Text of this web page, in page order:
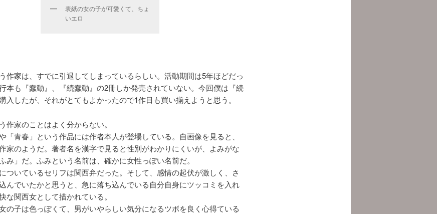
表紙の女の子が可愛くて、ちょ
いエロ
作家は、すでに引退してしまっているらしい。活動期間は5年ほどだっ
本も『蠢動』、『続蠢動』の2冊しか発売されていない。今回僕は『続
入したが、それがとてもよかったので1作目も買い揃えようと思う。
作家のことはよく分からない。
「青春」という作品には作者本人が登場している。自画像を見ると、
家のようだ。著者名を漢字で見ると性別がわかりにくいが、よみがな
み」だ。ふみという名前は、確かに女性っぽい名前だ。
ついているセリフは関西弁だった。そして、感情の起伏が激しく、さ
んでいたかと思うと、急に落ち込んでいる自分自身にツッコミを入れ
な関西女として描かれている。
の子は色っぽくて、男がいやらしい気分になるツボを良く心得ている